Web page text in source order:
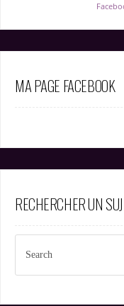
MA PAGE FACEBOOK
RECHERCHER UN